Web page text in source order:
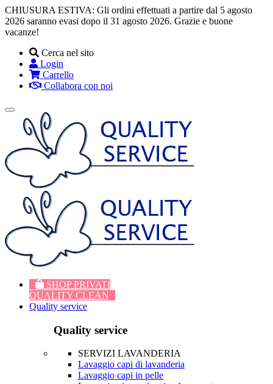
CHIUSURA ESTIVA: Gli ordini effettuati a partire dal 5 agosto
2026 saranno evasi dopo il 31 agosto 2026. Grazie e buone
vacanze!
Cerca nel sito
Login
Carrello
Collabora con noi
Toggle
navigation
SHOP PRIVATI
QUALITY CLEAN
Quality service
Quality service
SERVIZI LAVANDERIA
Lavaggio capi di lavanderia
Lavaggio capi in pelle